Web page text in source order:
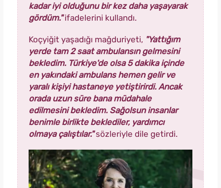
kadar iyi olduğunu bir kez daha yaşayarak
gördüm."ifadelerini kullandı.
Koçyiğit yaşadığı mağduriyeti, "Yattığım
yerde tam 2 saat ambulansın gelmesini
bekledim. Türkiye'de olsa 5 dakika içinde
en yakındaki ambulans hemen gelir ve
yaralı kişiyi hastaneye yetiştirirdi.Ancak
orada uzun süre bana müdahale
edilmesini bekledim. Sağolsun insanlar
benimle birlikte beklediler, yardımcı
olmaya çalıştılar."sözleriyle dile getirdi.